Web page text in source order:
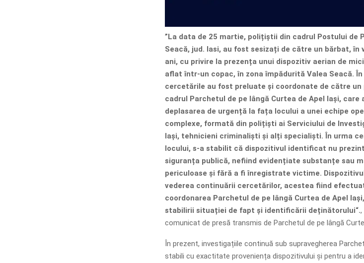
”La data de 25 martie, polițiștii din cadrul Postului de
Seacă, jud. Iasi, au fost sesizați de către un bărbat, în
ani, cu privire la prezența unui dispozitiv aerian de
aflat într-un copac, în zona împădurită Valea Seacă. În
cercetările au fost preluate și coordonate de către un
cadrul Parchetul de pe lângă Curtea de Apel Iași, care
deplasarea de urgență la fața locului a unei echipe
complexe, formată din polițiști ai Serviciului de
Iași, tehnicieni criminaliști și alți specialiști. În urma
locului, s-a stabilit că dispozitivul identificat nu
siguranța publică, nefiind evidențiate substanțe sau
periculoase și fără a fi înregistrate victime.
vederea continuării cercetărilor, acestea fiind
coordonarea Parchetul de pe lângă Curtea de Apel
stabilirii situației de fapt și identificării deținătorului“.,
comunicat de presă transmis de Parchetul de pe lângă
În prezent, investigațiile continuă sub supravegherea
stabili cu exactitate proveniența dispozitivului și pentru a